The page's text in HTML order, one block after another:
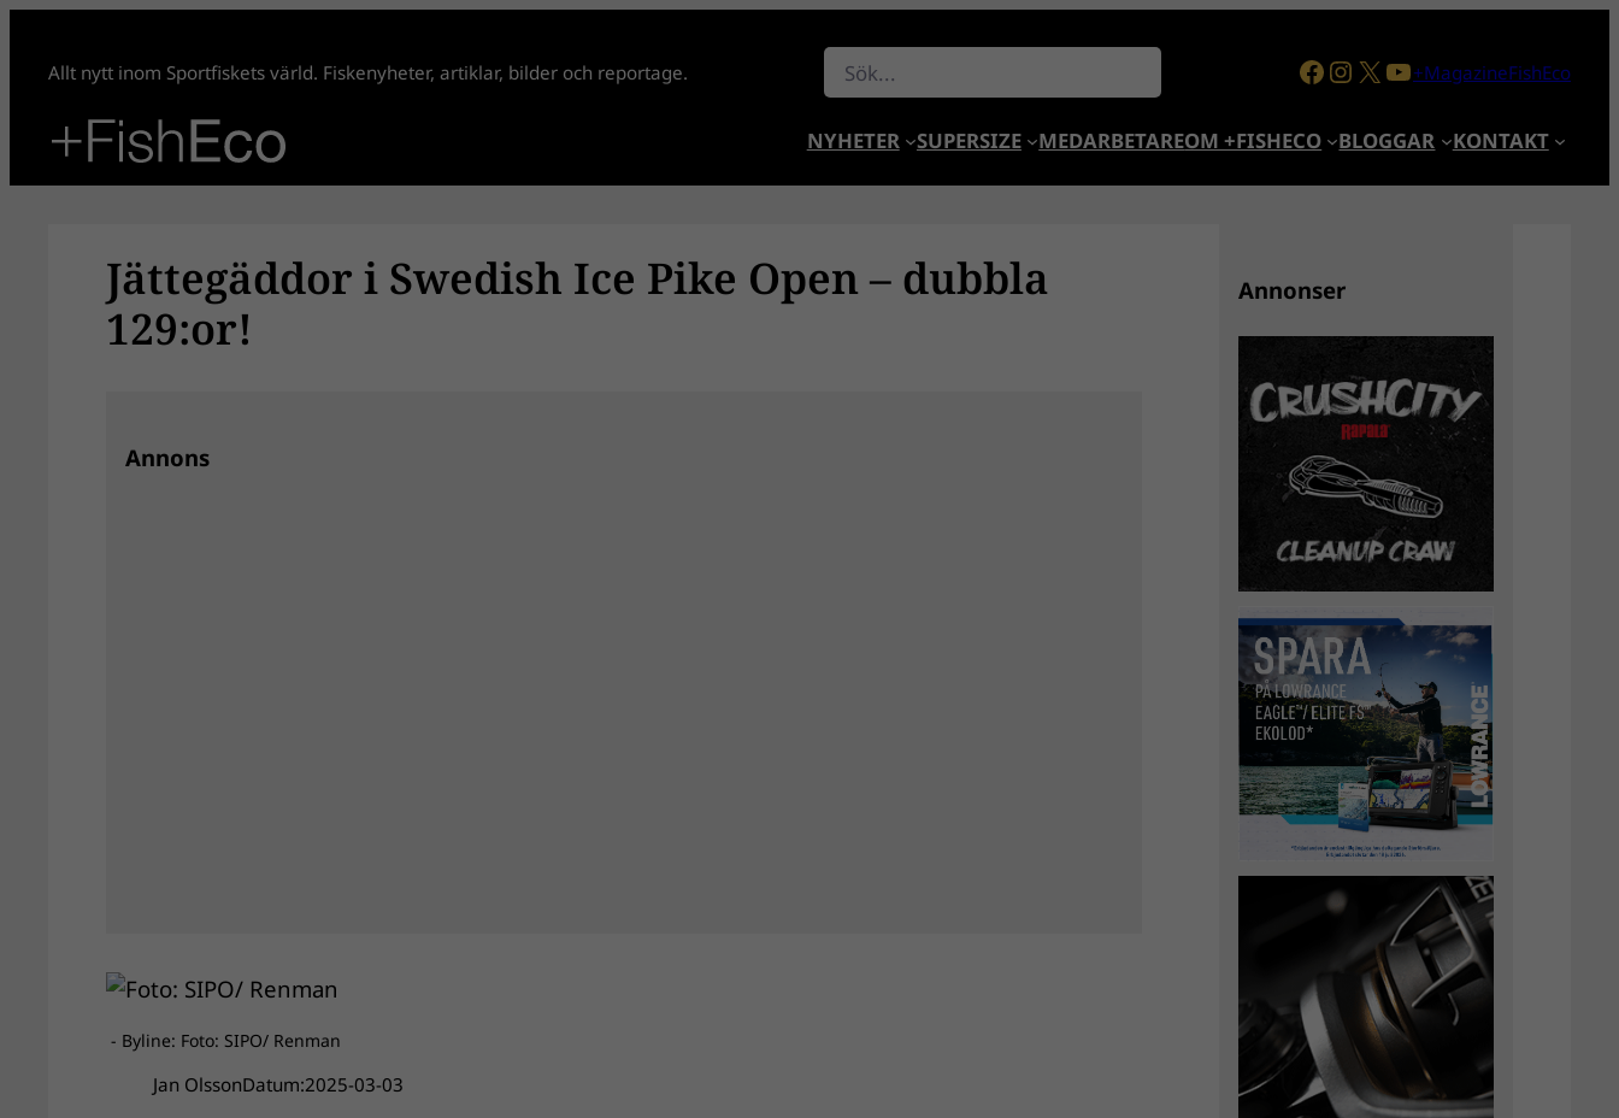
innehåll
Allt nytt inom Sportfiskets värld. Fiskenyheter, artiklar, bilder och reportage. Sök Facebook
Instagram
X YouTube
+MagazineFishEco
NYHETER SUPERSIZE MEDARBETAREOM +FISHECO BLOGGAR KONTAKT
Jättegäddor i Swedish Ice Pike Open – dubbla
129:or!
Annons
- Byline: Foto: SIPO/ Renman
Jan OlssonDatum:2025-03-03
Annonser